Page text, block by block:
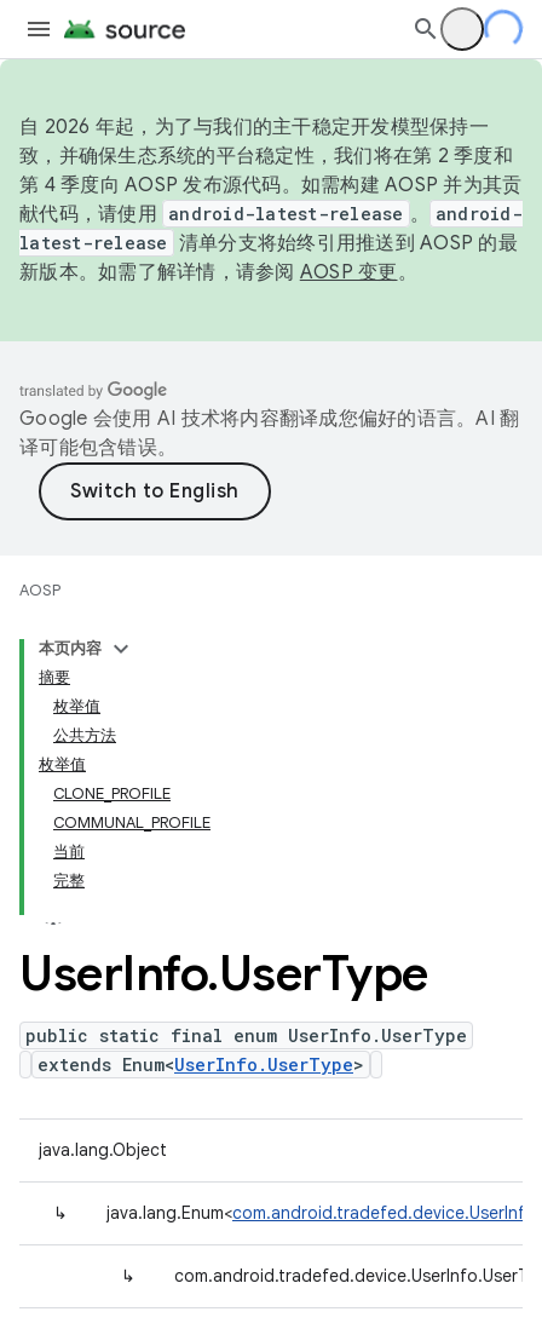
自 2026 年起，为了与我们的主干稳定开发模型保持一
致，并确保生态系统的平台稳定性，我们将在第 2 季度和
第 4 季度向 AOSP 发布源代码。如需构建 AOSP 并为其贡
献代码，请使用 android-latest-release 。
android-
latest-release 清单分支将始终引用推送到 AOSP 的最
新版本。如需了解详情，请参阅 AOSP 变更。
Google 会使用 AI 技术将内容翻译成您偏好的语言。AI 翻
译可能包含错误。
AOSP
本页内容
摘要
枚举值
公共方法
枚举值
CLONE_PROFILE
COMMUNAL_PROFILE
当前
完整
UserInfo.UserType
public static final enum UserInfo.UserType
extends Enum<UserInfo.UserType>
java.lang.Object
↳ java.lang.Enum<
↳